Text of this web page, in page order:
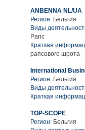
ANBENNA NL/UA
Регион: Бельгия
Виды
Рапс
Краткая
рапсового шрота
International
Регион: Бельгия
Виды
Краткая
TOP-SCOPE
Регион: Бельгия